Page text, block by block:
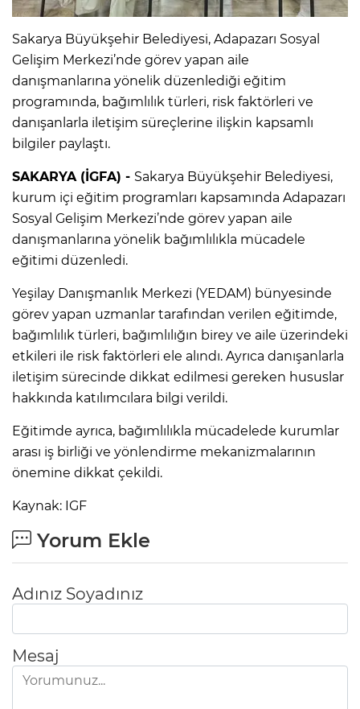
Sakarya Büyükşehir Belediyesi, Adapazarı Sosyal
Gelişim Merkezi’nde görev yapan aile
danışmanlarına yönelik düzenlediği eğitim
programında, bağımlılık türleri, risk faktörleri ve
danışanlarla iletişim süreçlerine ilişkin kapsamlı
bilgiler paylaştı.
SAKARYA (İGFA) - Sakarya Büyükşehir Belediyesi,
kurum içi eğitim programları kapsamında Adapazarı
Sosyal Gelişim Merkezi’nde görev yapan aile
danışmanlarına yönelik bağımlılıkla mücadele
eğitimi düzenledi.
Yeşilay Danışmanlık Merkezi (YEDAM) bünyesinde
görev yapan uzmanlar tarafından verilen eğitimde,
bağımlılık türleri, bağımlılığın birey ve aile üzerindeki
etkileri ile risk faktörleri ele alındı. Ayrıca danışanlarla
iletişim sürecinde dikkat edilmesi gereken hususlar
hakkında katılımcılara bilgi verildi.
Eğitimde ayrıca, bağımlılıkla mücadelede kurumlar
arası iş birliği ve yönlendirme mekanizmalarının
önemine dikkat çekildi.
Kaynak: IGF
Yorum Ekle
Adınız Soyadınız
Mesaj